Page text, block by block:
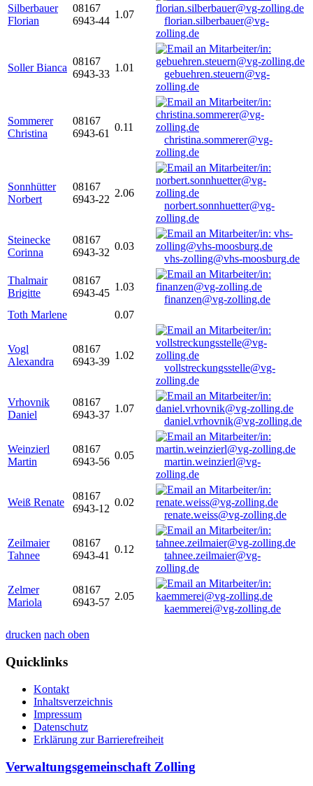
Silberbauer
Florian
08167
6943-44
1.07
florian.silberbauer@vg-
zolling.de
Soller Bianca
08167
6943-33
1.01
gebuehren.steuern@vg-
zolling.de
Sommerer
Christina
08167
6943-61
0.11
christina.sommerer@vg-
zolling.de
Sonnhütter
Norbert
08167
6943-22
2.06
norbert.sonnhuetter@vg-
zolling.de
Steinecke
Corinna
08167
6943-32
0.03
vhs-zolling@vhs-moosburg.de
Thalmair
Brigitte
08167
6943-45
1.03
finanzen@vg-zolling.de
Toth Marlene
0.07
Vogl
Alexandra
08167
6943-39
1.02
vollstreckungsstelle@vg-
zolling.de
Vrhovnik
Daniel
08167
6943-37
1.07
daniel.vrhovnik@vg-zolling.de
Weinzierl
Martin
08167
6943-56
0.05
martin.weinzierl@vg-
zolling.de
Weiß Renate
08167
6943-12
0.02
renate.weiss@vg-zolling.de
Zeilmaier
Tahnee
08167
6943-41
0.12
tahnee.zeilmaier@vg-
zolling.de
Zelmer
Mariola
08167
6943-57
2.05
kaemmerei@vg-zolling.de
drucken nach oben
Quicklinks
Kontakt
Inhaltsverzeichnis
Impressum
Datenschutz
Erklärung zur Barrierefreiheit
Verwaltungsgemeinschaft Zolling